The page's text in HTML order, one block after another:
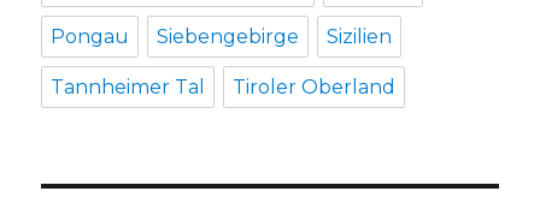
Pongau Siebengebirge Sizilien
Tannheimer Tal Tiroler Oberland